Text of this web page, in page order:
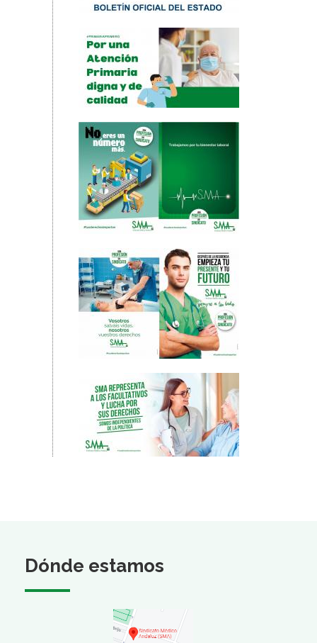
Dónde estamos